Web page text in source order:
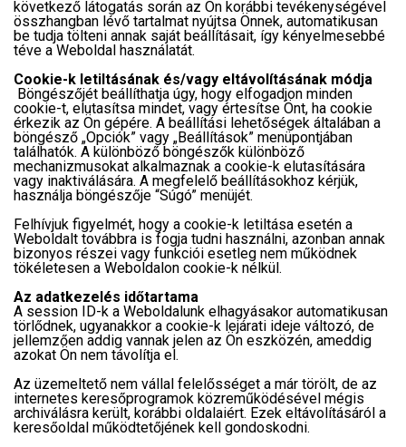
következő látogatás során az Ön korábbi tevékenységével
összhangban lévő tartalmat nyújtsa Önnek, automatikusan
be tudja tölteni annak saját beállításait, így kényelmesebbé
téve a Weboldal használatát.
Cookie-k letiltásának és/vagy eltávolításának módja
Böngészőjét beállíthatja úgy, hogy elfogadjon minden
cookie-t, elutasítsa mindet, vagy értesítse Önt, ha cookie
érkezik az Ön gépére. A beállítási lehetőségek általában a
böngésző „Opciók” vagy „Beállítások” menüpontjában
találhatók. A különböző böngészők különböző
mechanizmusokat alkalmaznak a cookie-k elutasítására
vagy inaktiválására. A megfelelő beállításokhoz kérjük,
használja böngészője “Súgó” menüjét.
Felhívjuk figyelmét, hogy a cookie-k letiltása esetén a
Weboldalt továbbra is fogja tudni használni, azonban annak
bizonyos részei vagy funkciói esetleg nem működnek
tökéletesen a Weboldalon cookie-k nélkül.
Az adatkezelés időtartama
A session ID-k a Weboldalunk elhagyásakor automatikusan
törlődnek, ugyanakkor a cookie-k lejárati ideje változó, de
jellemzően addig vannak jelen az Ön eszközén, ameddig
azokat Ön nem távolítja el.
Az üzemeltető nem vállal felelősséget a már törölt, de az
internetes keresőprogramok közreműködésével mégis
archiválásra került, korábbi oldalaiért. Ezek eltávolításáról a
keresőoldal működtetőjének kell gondoskodni.